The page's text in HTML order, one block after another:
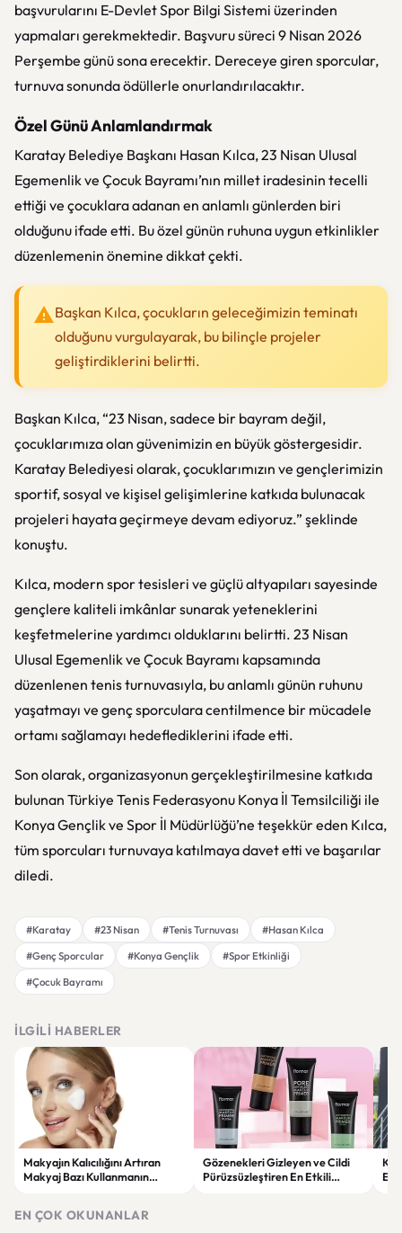
başvurularını E-Devlet Spor Bilgi Sistemi üzerinden
yapmaları gerekmektedir. Başvuru süreci 9 Nisan 2026
Perşembe günü sona erecektir. Dereceye giren sporcular,
turnuva sonunda ödüllerle onurlandırılacaktır.
Özel Günü Anlamlandırmak
Karatay Belediye Başkanı Hasan Kılca, 23 Nisan Ulusal
Egemenlik ve Çocuk Bayramı’nın millet iradesinin tecelli
ettiği ve çocuklara adanan en anlamlı günlerden biri
olduğunu ifade etti. Bu özel günün ruhuna uygun etkinlikler
düzenlemenin önemine dikkat çekti.
Başkan Kılca, çocukların geleceğimizin teminatı
olduğunu vurgulayarak, bu bilinçle projeler
geliştirdiklerini belirtti.
Başkan Kılca, “23 Nisan, sadece bir bayram değil,
çocuklarımıza olan güvenimizin en büyük göstergesidir.
Karatay Belediyesi olarak, çocuklarımızın ve gençlerimizin
sportif, sosyal ve kişisel gelişimlerine katkıda bulunacak
projeleri hayata geçirmeye devam ediyoruz.” şeklinde
konuştu.
Kılca, modern spor tesisleri ve güçlü altyapıları sayesinde
gençlere kaliteli imkânlar sunarak yeteneklerini
keşfetmelerine yardımcı olduklarını belirtti. 23 Nisan
Ulusal Egemenlik ve Çocuk Bayramı kapsamında
düzenlenen tenis turnuvasıyla, bu anlamlı günün ruhunu
yaşatmayı ve genç sporculara centilmence bir mücadele
ortamı sağlamayı hedeflediklerini ifade etti.
Son olarak, organizasyonun gerçekleştirilmesine katkıda
bulunan Türkiye Tenis Federasyonu Konya İl Temsilciliği ile
Konya Gençlik ve Spor İl Müdürlüğü’ne teşekkür eden Kılca,
tüm sporcuları turnuvaya katılmaya davet etti ve başarılar
diledi.
#Karatay #23 Nisan #Tenis Turnuvası
#Hasan Kılca
#Genç Sporcular
#Konya Gençlik
#Spor Etkinliği
#Çocuk Bayramı
İLGILI HABERLER
Makyajın Kalıcılığını Artıran
Makyaj Bazı Kullanmanın
Gözenekleri Gizleyen ve Cildi
Pürüzsüzleştiren En Etkili
EN ÇOK OKUNANLAR